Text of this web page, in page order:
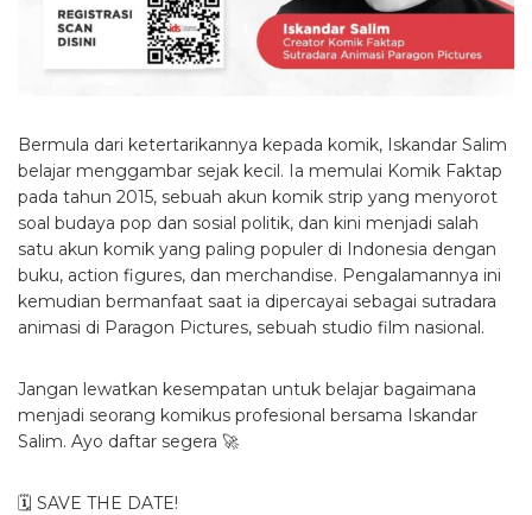
Bermula dari ketertarikannya kepada komik, Iskandar Salim
belajar menggambar sejak kecil. Ia memulai Komik Faktap
pada tahun 2015, sebuah akun komik strip yang menyorot
soal budaya pop dan sosial politik, dan kini menjadi salah
satu akun komik yang paling populer di Indonesia dengan
buku, action figures, dan merchandise. Pengalamannya ini
kemudian bermanfaat saat ia dipercayai sebagai sutradara
animasi di Paragon Pictures, sebuah studio film nasional.
Jangan lewatkan kesempatan untuk belajar bagaimana
menjadi seorang komikus profesional bersama Iskandar
Salim. Ayo daftar segera 🚀
🗓️ SAVE THE DATE!